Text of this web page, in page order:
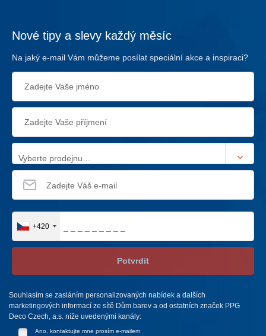
Nové tipy a slevy každý měsíc
Na jaký e-mail Vám můžeme posílat speciální akce a inspiraci?
Vyberte prodejnu…
+420
Potvrdit
Souhlasím se zasláním personalizovaných nabídek a dalších
marketingových informací ze sítě Dům barev a od ostatních značek PPG
Deco Czech, a.s. níže uvedenými kanály:
Ano, kontaktujte mne prosím e-mailem